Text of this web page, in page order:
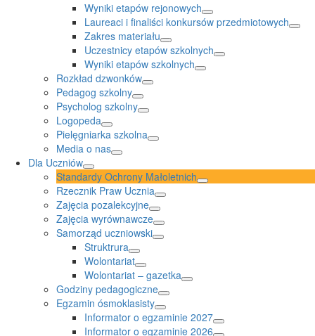
Wyniki etapów rejonowych
Laureaci i finaliści konkursów przedmiotowych
Zakres materiału
Uczestnicy etapów szkolnych
Wyniki etapów szkolnych
Rozkład dzwonków
Pedagog szkolny
Psycholog szkolny
Logopeda
Pielęgniarka szkolna
Media o nas
Dla Uczniów
Standardy Ochrony Małoletnich
Rzecznik Praw Ucznia
Zajęcia pozalekcyjne
Zajęcia wyrównawcze
Samorząd uczniowski
Struktrura
Wolontariat
Wolontariat – gazetka
Godziny pedagogiczne
Egzamin ósmoklasisty
Informator o egzaminie 2027
Informator o egzaminie 2026